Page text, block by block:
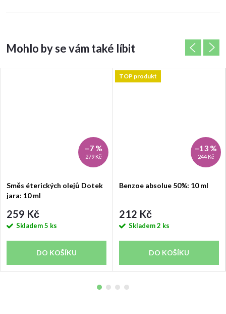
279 Kč
–7 %
Směs éterických olejů Dotek
jara: 10 ml
259 Kč
Skladem5 ks
DO KOŠÍKU
TOP produkt
244 Kč
–13 %
Benzoe absolue 50%: 10 ml
212 Kč
Skladem2 ks
DO KOŠÍKU